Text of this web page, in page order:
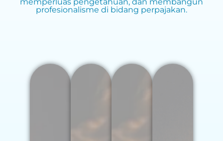
profesionalisme di bidang perpajakan.